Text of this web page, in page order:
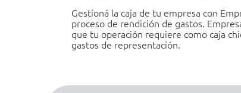
Gestioná la caja de tu empresa con
proceso de rendición de gastos.
que tu operación requiere como caja
gastos de representación.